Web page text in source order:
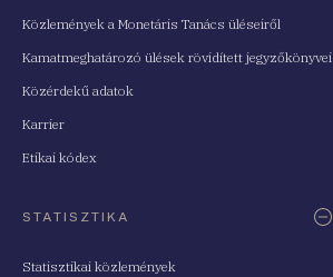
Közlemények a Monetáris Tanács üléseiről
Kamatmeghatározó ülések rövidített jegyzőkönyvei
Közérdekű adatok
Karrier
Etikai kódex
STATISZTIKA
Statisztikai közlemények